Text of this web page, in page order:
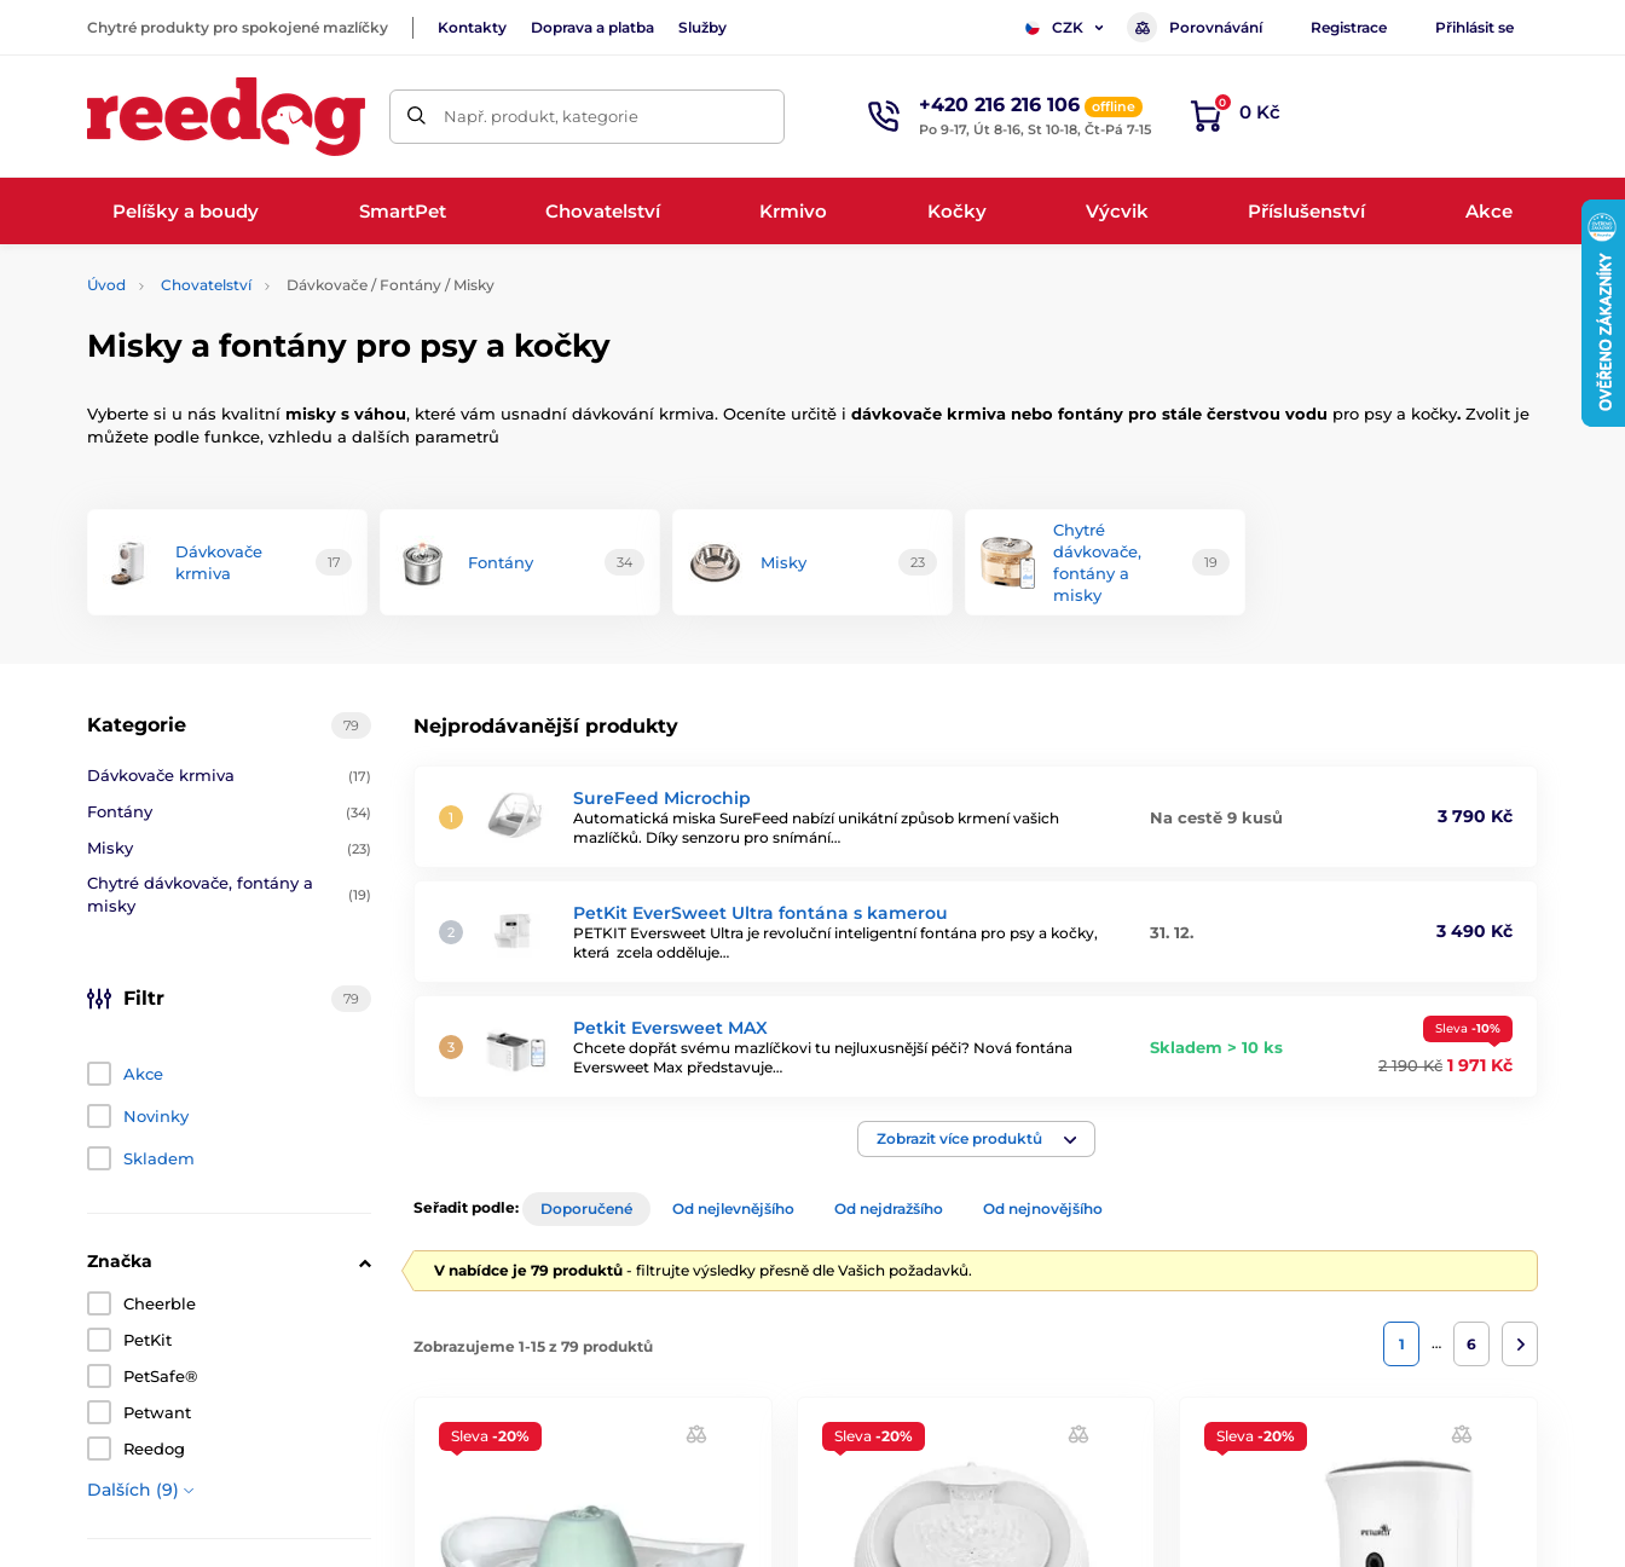
Chytré produkty pro spokojené mazlíčky Kontakty Doprava a platba Služby CZK Porovnávání Registrace Přihlásit se
Např. produkt, kategorie +420 216 216 106
offline
Po 9-17, Út 8-16, St 10-18, Čt-Pá 7-15
0 0 Kč
Pelíšky a boudy SmartPet Chovatelství Krmivo Kočky Výcvik Příslušenství Akce
Úvod Chovatelství Dávkovače / Fontány / Misky
Misky a fontány pro psy a kočky
Vyberte si u nás kvalitní misky s váhou, které vám usnadní dávkování krmiva. Oceníte určitě i dávkovače krmiva nebo fontány pro stále čerstvou vodu pro psy a kočky. Zvolit je
můžete podle funkce, vzhledu a dalších parametrů
Dávkovače
krmiva
17 Fontány 34 Misky 23
Chytré
dávkovače,
fontány a
misky
19
Nejprodávanější produkty
SureFeed Microchip
Automatická miska SureFeed nabízí unikátní způsob krmení vašich
mazlíčků. Díky senzoru pro snímání…
Na cestě 9 kusů 3 790 Kč
PetKit EverSweet Ultra fontána s kamerou
PETKIT Eversweet Ultra je revoluční inteligentní fontána pro psy a kočky,
která zcela odděluje…
31. 12. 3 490 Kč
Petkit Eversweet MAX
Chcete dopřát svému mazlíčkovi tu nejluxusnější péči? Nová fontána
Eversweet Max představuje…
Skladem > 10 ks
Sleva -10%
2 190 Kč 1 971 Kč
Zobrazit více produktů
79
Kategorie
Dávkovače krmiva (17)
Fontány (34)
Misky (23)
Chytré dávkovače, fontány a
misky
(19)
Filtr 79
Akce
Novinky
Skladem
Značka
Cheerble
PetKit
PetSafe®
Petwant
Reedog
Dalších (9)
Seřadit podle: Doporučené Od nejlevnějšího Od nejdražšího Od nejnovějšího
V nabídce je 79 produktů - filtrujte výsledky přesně dle Vašich požadavků.
Zobrazujeme 1-15 z 79 produktů 1 … 6
Sleva -20% Sleva -20% Sleva-20%